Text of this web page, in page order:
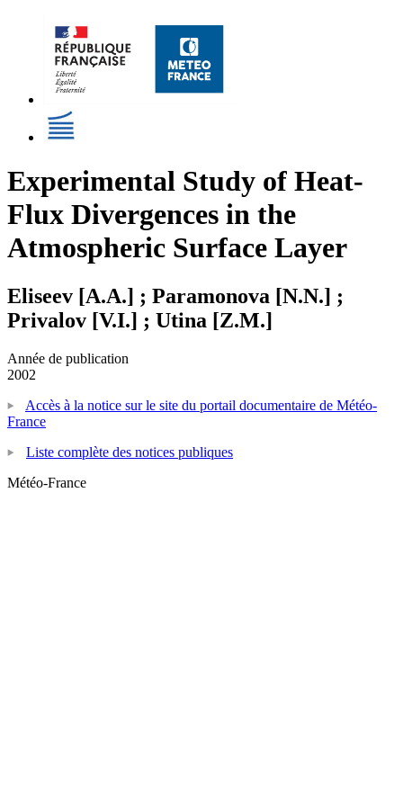
Experimental Study of Heat-
Flux Divergences in the
Atmospheric Surface Layer
Eliseev [A.A.] ; Paramonova [N.N.] ;
Privalov [V.I.] ; Utina [Z.M.]
Année de publication
2002
Accès à la notice sur le site du portail documentaire de Météo-
France
Liste complète des notices publiques
Météo-France